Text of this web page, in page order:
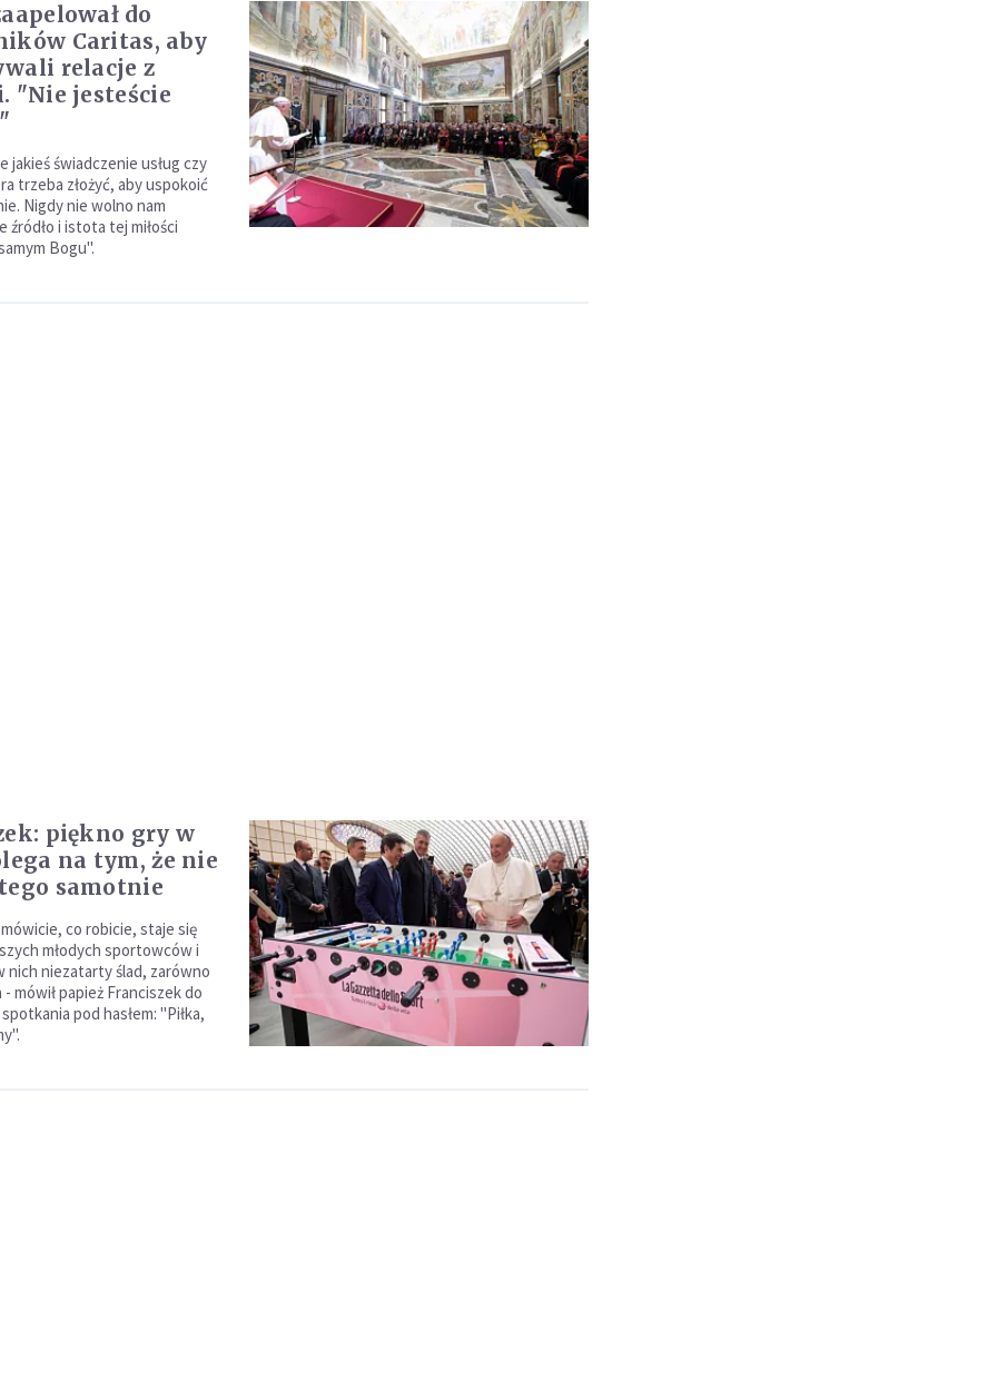
do
Caritas, aby
relacje z
"Nie jesteście
jakieś świadczenie usług czy
trzeba złożyć, aby uspokoić
Nigdy nie wolno nam
źródło i istota tej miłości
Bogu".
piękno gry w
na tym, że nie
samotnie
co robicie, staje się
młodych sportowców i
nich niezatarty ślad, zarówno
- mówił papież Franciszek do
pod hasłem: "Piłka,